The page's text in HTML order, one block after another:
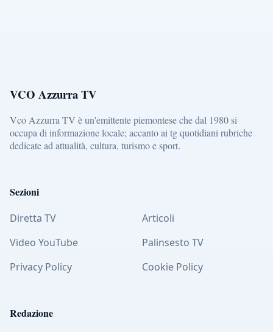
VCO Azzurra TV
Vco Azzurra TV è un'emittente piemontese che dal 1980 si
occupa di informazione locale; accanto ai tg quotidiani rubriche
dedicate ad attualità, cultura, turismo e sport.
Sezioni
Diretta TV
Articoli
Video YouTube
Palinsesto TV
Privacy Policy
Cookie Policy
Redazione